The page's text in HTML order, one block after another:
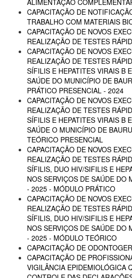
ALIMENTAÇÃO
CAPACITAÇÃO DE
TRABALHO COM MATERIAIS
CAPACITAÇÃO DE NOVOS
REALIZAÇÃO DE TESTES
CAPACITAÇÃO DE NOVOS
REALIZAÇÃO DE TESTES
SÍFILIS E HEPATITES VIRAIS B
SAÚDE DO MUNICÍPIO DE
PRÁTICO PRESENCIAL - 2024
CAPACITAÇÃO DE NOVOS
REALIZAÇÃO DE TESTES
SÍFILIS E HEPATITES VIRAIS B
SAÚDE O MUNICÍPIO DE
TEÓRICO PRESENCIAL
CAPACITAÇÃO DE NOVOS
REALIZAÇÃO DE TESTES
SÍFILIS, DUO HIV/SIFILIS E
NOS SERVIÇOS DE SAÚDE DO
- 2025 - MÓDULO PRÁTICO
CAPACITAÇÃO DE NOVOS
REALIZAÇÃO DE TESTES
SÍFILIS, DUO HIV/SIFILIS E
NOS SERVIÇOS DE SAÚDE DO
- 2025 - MÓDULO TEÓRICO
CAPACITAÇÃO DE
CAPACITAÇÃO DE
VIGILÂNCIA EPIDEMIOLÓGICA